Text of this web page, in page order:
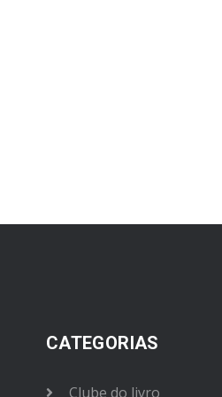
CATEGORIAS
Clube do livro